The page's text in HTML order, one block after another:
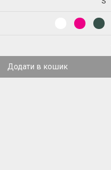
Додати в кошик